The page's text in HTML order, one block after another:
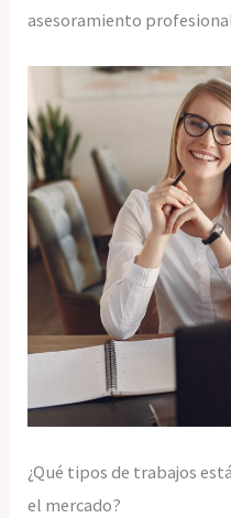
asesoramiento
¿Qué tipos de trabajos
el mercado?